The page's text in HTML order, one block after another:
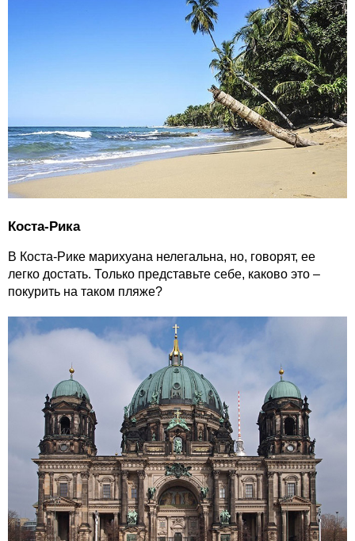
Коста-Рика
В Коста-Рике марихуана нелегальна, но, говорят, ее
легко достать. Только представьте себе, каково это –
покурить на таком пляже?